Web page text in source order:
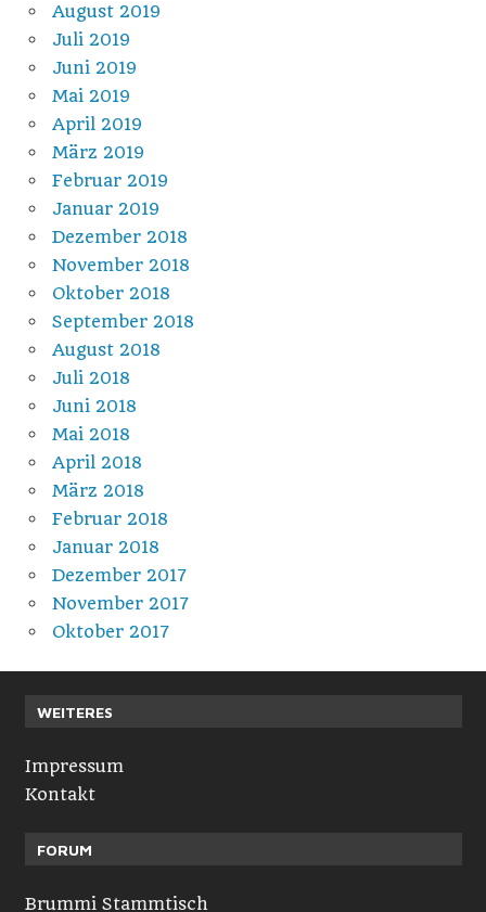
August 2019
Juli 2019
Juni 2019
Mai 2019
April 2019
März 2019
Februar 2019
Januar 2019
Dezember 2018
November 2018
Oktober 2018
September 2018
August 2018
Juli 2018
Juni 2018
Mai 2018
April 2018
März 2018
Februar 2018
Januar 2018
Dezember 2017
November 2017
Oktober 2017
WEITERES
Impressum
Kontakt
FORUM
Brummi Stammtisch